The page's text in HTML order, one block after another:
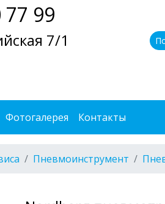
77 99
7/1
Фотогалерея Контакты
Пневмоинструмент